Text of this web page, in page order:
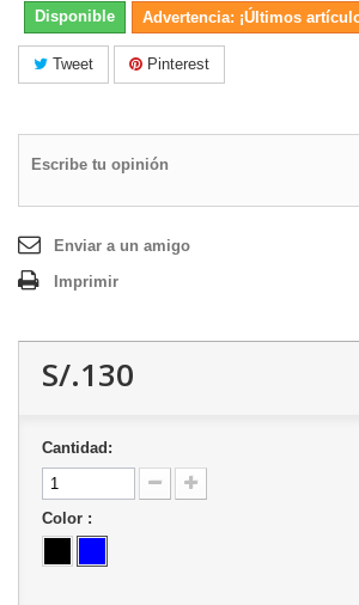
Disponible Advertencia: ¡Últimos
Tweet Pinterest
Escribe tu opinión
Enviar a un amigo
Imprimir
S/.130
Cantidad:
Color :